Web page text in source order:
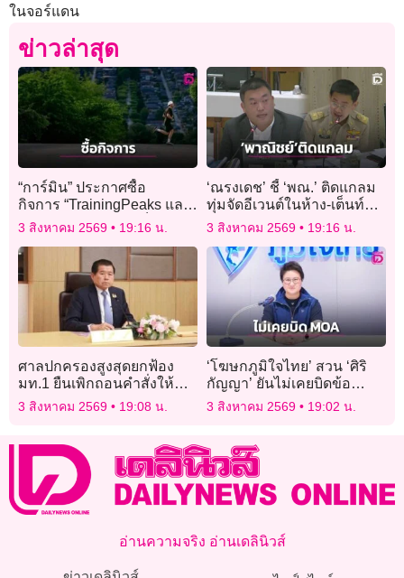
ในจอร์แดน
ข่าวล่าสุด
“การ์มิน” ประกาศซื้อ
กิจการ “TrainingPeaks และ TrainHeroic”
เสริมแกร่งอีโคซิสเต็มด้าน
3 สิงหาคม 2569 19:16 น.
‘ณรงเดช’ ชี้ ‘พณ.’ ติดแกลม
ทุ่มจัดอีเวนต์ในห้าง-เต็นท์ติด
แอร์ กระทบรายย่อย ปลัดฯ
3 สิงหาคม 2569 19:16 น.
ศาลปกครองสูงสุดยกฟ้อง
มท.1 ยืนเพิกถอนคำสั่งให้
‘นิพนธ์ บุญญามณี’ พ้นนายก
3 สิงหาคม 2569 19:08 น.
‘โฆษกภูมิใจไทย’ สวน ‘ศิริ
กัญญา’ ยันไม่เคยบิดข้อ
ตกลง MOA อย่าสร้างวาท
3 สิงหาคม 2569 19:02 น.
อ่านความจริง อ่านเดลินิวส์